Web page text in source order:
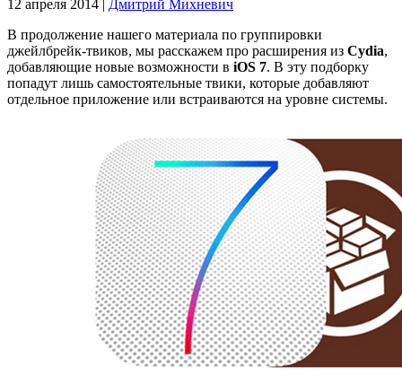
12 апреля 2014 | Дмитрий Михневич
В продолжение нашего материала по группировки
джейлбрейк-твиков, мы расскажем про расширения из Cydia,
добавляющие новые возможности в iOS 7. В эту подборку
попадут лишь самостоятельные твики, которые добавляют
отдельное приложение или встраиваются на уровне системы.